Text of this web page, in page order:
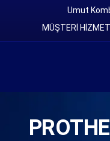
Umut
MÜŞTERİ